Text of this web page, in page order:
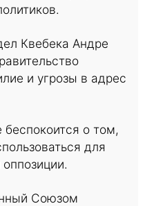
Квебека Андре
и угрозы в адрес
о том,
для
Союзом